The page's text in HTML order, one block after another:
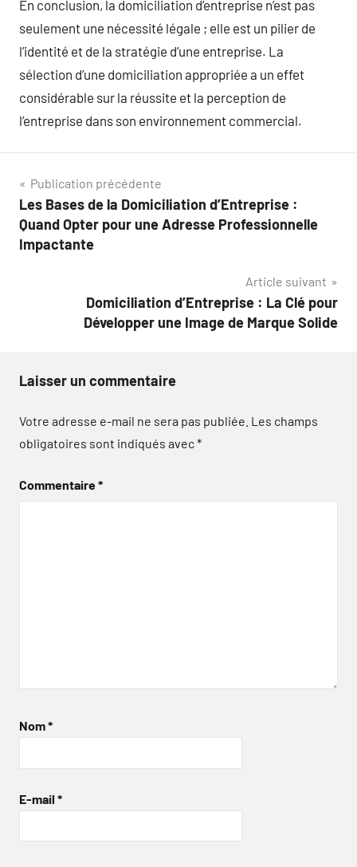
En conclusion, la domiciliation d’entreprise n’est pas
seulement une nécessité légale ; elle est un pilier de
l’identité et de la stratégie d’une entreprise. La
sélection d’une domiciliation appropriée a un effet
considérable sur la réussite et la perception de
l’entreprise dans son environnement commercial.
Navigation
de
l’article
Publication précédente
Les Bases de la Domiciliation d’Entreprise :
Quand Opter pour une Adresse Professionnelle
Impactante
Article suivant
Domiciliation d’Entreprise : La Clé pour
Développer une Image de Marque Solide
Laisser un commentaire
Votre adresse e-mail ne sera pas publiée. Les champs
obligatoires sont indiqués avec*
Commentaire*
Nom*
E-mail *